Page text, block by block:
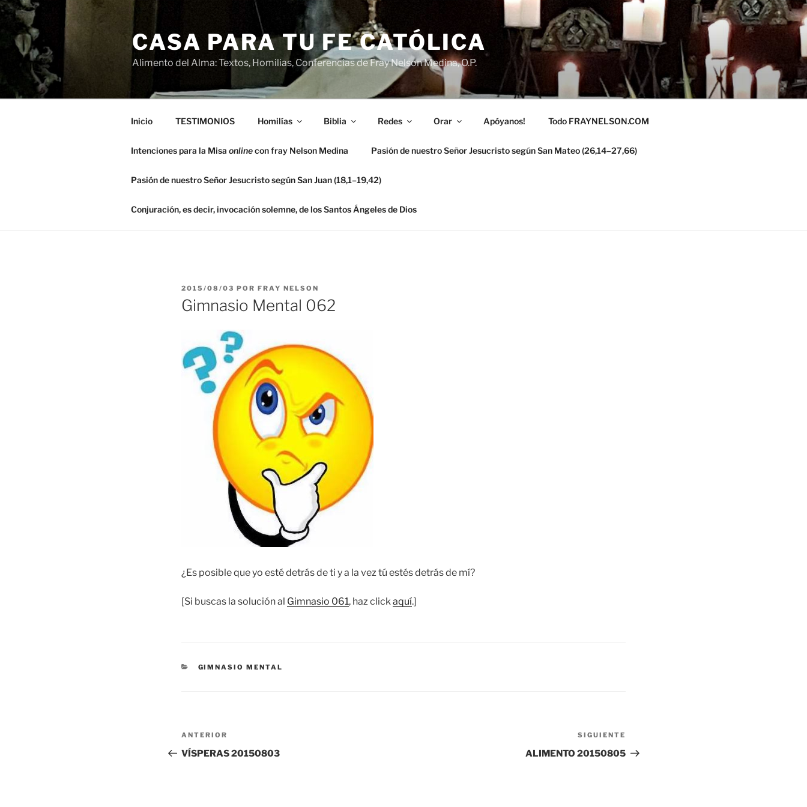
Saltar
contenido
CASA PARA TU FE CATÓLICA
Alimento del Alma: Textos, Homilias, Conferencias de Fray Nelson Medina, O.P.
Inicio TESTIMONIOS Homilías Biblia Redes Orar Apóyanos! Todo FRAYNELSON.COM
Intenciones para la Misa onlinecon fray Nelson Medina Pasión de nuestro Señor Jesucristo según San Mateo (26,14–27,66)
Pasión de nuestro Señor Jesucristo según San Juan (18,1–19,42)
Conjuración, es decir, invocación solemne, de los Santos Ángeles de Dios
PUBLICADO
EL
2015/08/03 POR FRAY NELSON
Gimnasio Mental 062
¿Es posible que yo esté detrás de ti y a la vez tú estés detrás de mí?
[Si buscas la solución al Gimnasio 061, haz clickaquí.]
CATEGORÍAS
GIMNASIO MENTAL
Navegación
de
Entrada
anterior:
ANTERIOR
VÍSPERAS 20150803
entrada
SIGUIENTE
ALIMENTO 20150805